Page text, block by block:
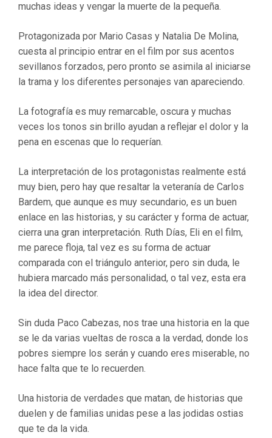
muchas ideas y vengar la muerte de la pequeña.
Protagonizada por Mario Casas y Natalia De Molina,
cuesta al principio entrar en el film por sus acentos
sevillanos forzados, pero pronto se asimila al iniciarse
la trama y los diferentes personajes van apareciendo.
La fotografía es muy remarcable, oscura y muchas
veces los tonos sin brillo ayudan a reflejar el dolor y la
pena en escenas que lo requerían.
La interpretación de los protagonistas realmente está
muy bien, pero hay que resaltar la veteranía de Carlos
Bardem, que aunque es muy secundario, es un buen
enlace en las historias, y su carácter y forma de actuar,
cierra una gran interpretación. Ruth Días, Eli en el film,
me parece floja, tal vez es su forma de actuar
comparada con el triángulo anterior, pero sin duda, le
hubiera marcado más personalidad, o tal vez, esta era
la idea del director.
Sin duda Paco Cabezas, nos trae una historia en la que
se le da varias vueltas de rosca a la verdad, donde los
pobres siempre los serán y cuando eres miserable, no
hace falta que te lo recuerden.
Una historia de verdades que matan, de historias que
duelen y de familias unidas pese a las jodidas ostias
que te da la vida.